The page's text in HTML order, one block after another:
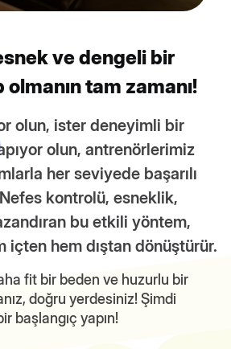
ve dengeli bir
tam zamanı!
olun, ister deneyimli bir
olun, antrenörlerimiz
her seviyede başarılı
Nefes kontrolü, esneklik,
bu etkili yöntem,
içten hem dıştan dönüştürür.
fit bir beden ve huzurlu bir
doğru yerdesiniz! Şimdi
başlangıç yapın!